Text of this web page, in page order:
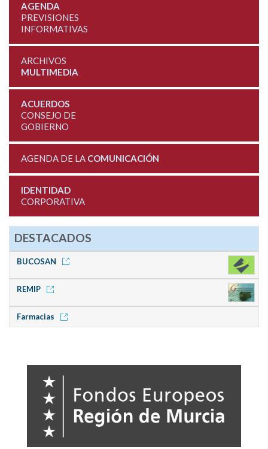
AGENDA
PREVISIONES
INFORMATIVAS
ARCHIVOS
MULTIMEDIA
ACUERDOS
CONSEJO DE
GOBIERNO
AGENDA DE LA COMUNICACIÓN
IDENTIDAD
CORPORATIVA
DESTACADOS
BUCOSAN
REMIP
Farmacias